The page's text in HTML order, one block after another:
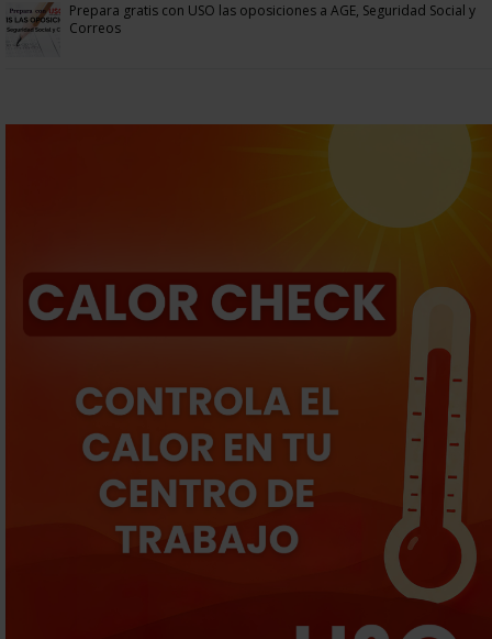
Prepara gratis con USO las oposiciones a AGE, Seguridad Social y
Correos